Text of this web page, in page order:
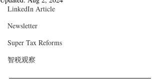
LinkedIn Article
Newsletter
Super Tax Reforms
智税观察